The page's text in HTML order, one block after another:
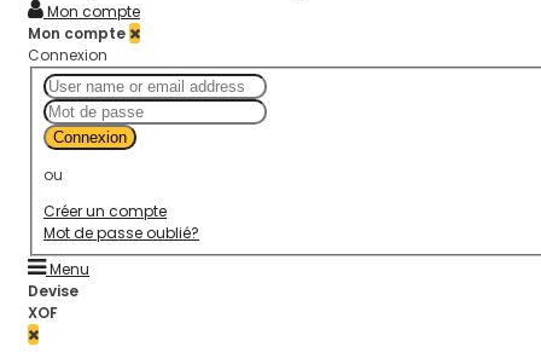
Mon compte
Mon compte
Connexion
Connexion
ou
Créer un compte
Mot de passe oublié?
Menu
Devise
XOF